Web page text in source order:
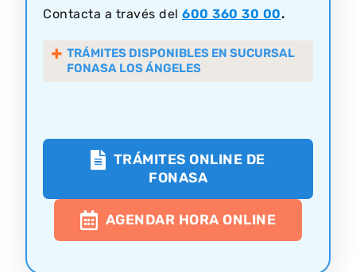
Contacta a través del 600 360 30 00.
TRÁMITES DISPONIBLES EN SUCURSAL
FONASA LOS ÁNGELES
TRÁMITES ONLINE DE
FONASA
AGENDAR HORA ONLINE